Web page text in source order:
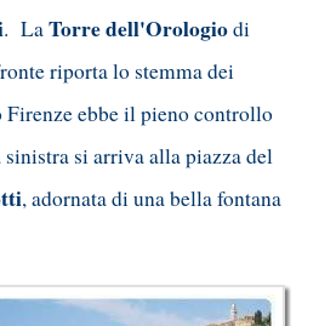
. LaTorre dell'Orologiodi
riporta lo stemma dei
ebbe il pieno controllo
si arriva alla piazza del
, adornata di una bella fontana